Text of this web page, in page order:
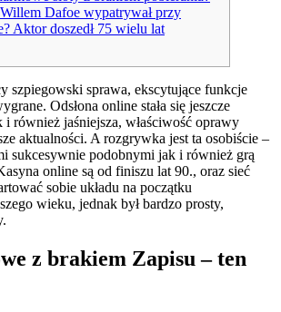
Dafoe wypatrywał przy
Aktor doszedł 75 wielu lat
szpiegowski sprawa, ekscytujące funkcje
Odsłona online stała się jeszcze
i również jaśniejsza, właściwość oprawy
aktualności. A rozgrywka jest ta osobiście –
sukcesywnie podobnymi jak i również grą
online są od finiszu lat 90., oraz sieć
sobie układu na początku
wieku, jednak był bardzo prosty,
z brakiem Zapisu – ten